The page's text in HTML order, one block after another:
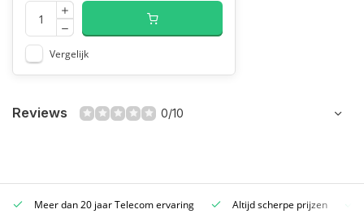
Vergelijk
Reviews 0/10
Meer dan 20 jaar Telecom ervaring Altijd scherpe prijzen